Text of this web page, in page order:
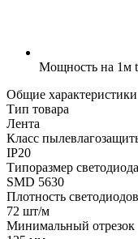
Мощность на 1м
Общие характеристики
Тип товара
Лента
Класс
IP20
Типоразмер светодиода
SMD 5630
Плотность светодиодов
72 шт/м
Минимальный отрезок